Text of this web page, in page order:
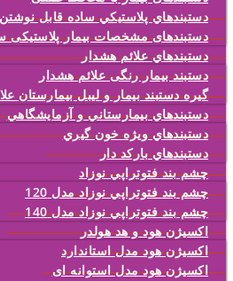
دستبندهاي پلاستيکي ساده قابل
دستبندهای مشخصات بیمار پلاستیکی
دستبندهاي علائم هشدار
دستبند بیمار رنگی علائم هشدار
گیره دستبند بیمار و لیبل بیمارستان
دستبندهاي بيمارستاني و آزمايشگاهي
دستبندهاي ويژه خون گيري
دستبندهاي بارکد دار
چشم بند فتوتراپي نوزاد
چشم بند فتوتراپي نوزاد مدل 120
چشم بند فتوتراپي نوزاد مدل 140
اکسیژن هود و هد هولدر
اکسیژن هود مدل استاندارد
اکسیژن هود مدل استوانه ای